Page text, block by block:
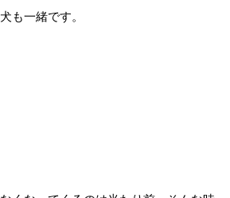
も一緒です。